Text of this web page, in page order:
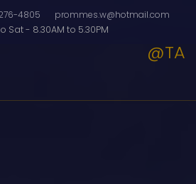
4805
prommes.w@hotmail.com
Sat - 8.30AM to 5.30PM
@TA